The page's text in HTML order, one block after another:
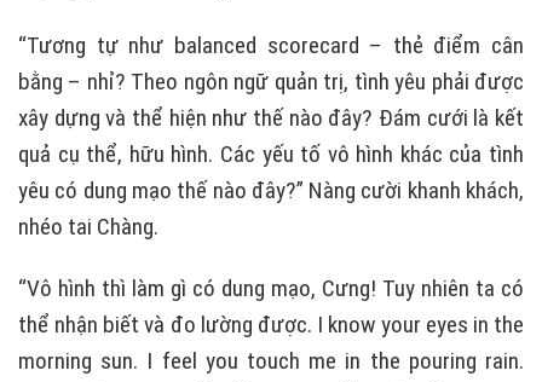
“Tương tự như balanced scorecard – thẻ điểm cân
bằng – nhỉ? Theo ngôn ngữ quản trị, tình yêu phải được
xây dựng và thể hiện như thế nào đây? Đám cưới là kết
quả cụ thể, hữu hình. Các yếu tố vô hình khác của tình
yêu có dung mạo thế nào đây?” Nàng cười khanh khách,
nhéo tai Chàng.
“Vô hình thì làm gì có dung mạo, Cưng! Tuy nhiên ta có
thể nhận biết và đo lường được. I know your eyes in the
morning sun. I feel you touch me in the pouring rain.